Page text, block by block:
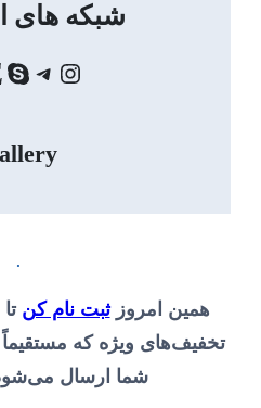
شبکه های
اینستاگرم تلگرام اسکایپEtsy
همین امروز ثبت نام کنتا
تخفیف‌های ویژه که
شما ارسال